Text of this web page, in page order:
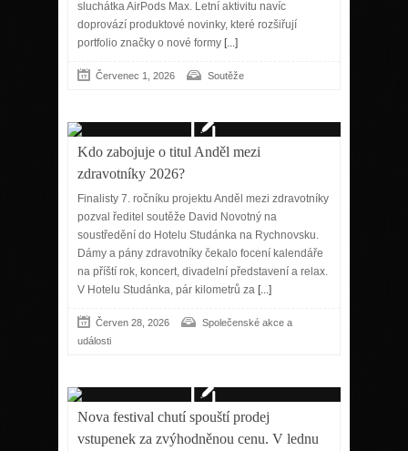
sluchátka AirPods Max. Letní aktivitu navíc
doprovází produktové novinky, které rozšiřují
portfolio značky o nové formy [...]
Červenec 1, 2026 Soutěže
Kdo zabojuje o titul Anděl mezi
zdravotníky 2026?
Finalisty 7. ročníku projektu Anděl mezi zdravotníky
pozval ředitel soutěže David Novotný na
soustředění do Hotelu Studánka na Rychnovsku.
Dámy a pány zdravotníky čekalo focení kalendáře
na příští rok, koncert, divadelní představení a relax.
V Hotelu Studánka, pár kilometrů za [...]
Červen 28, 2026
Společenské akce a
události
Nova festival chutí spouští prodej
vstupenek za zvýhodněnou cenu. V lednu